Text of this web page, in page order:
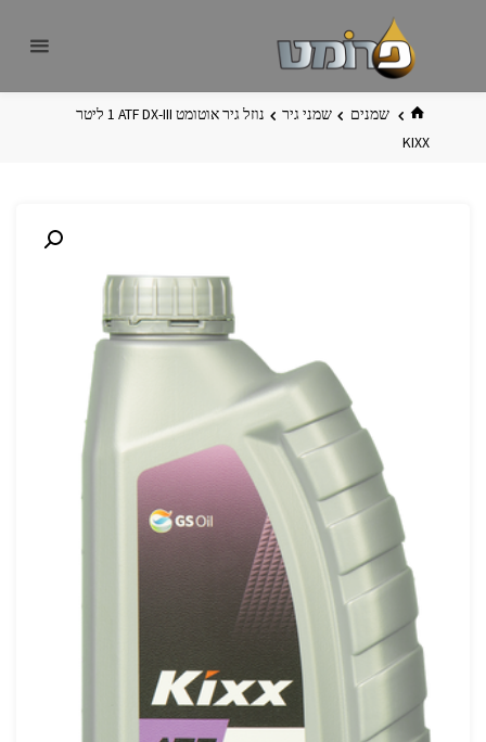
בית שמנים שמני גיר
נוזל גיר אוטומט ATF DX-III ‏1 ליטר
‏KIXX